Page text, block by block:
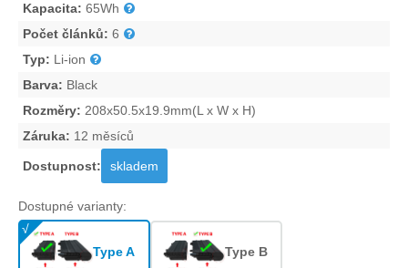
Kapacita: 65Wh
Počet článků: 6
Typ: Li-ion
Barva: Black
Rozměry: 208x50.5x19.9mm(L x W x H)
Záruka: 12 měsíců
Dostupnost: skladem
Dostupné varianty:
Type A Type B